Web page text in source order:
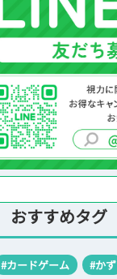
おすすめタグ
#カードゲーム #かず